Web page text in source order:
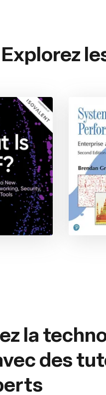
Explorez
la
des